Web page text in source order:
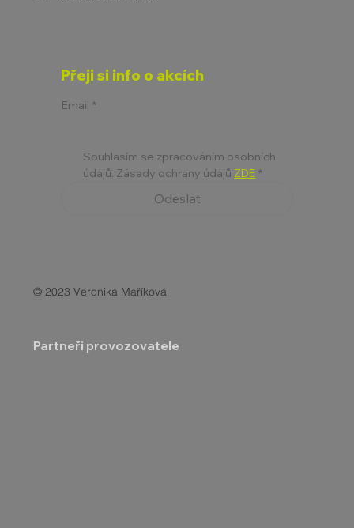
Přeji si info o akcích
Email *
Souhlasím se zpracováním osobních
údajů. Zásady ochrany údajů ZDE *
Odeslat
© 2023 Veronika Maříková
Partneři provozovatele